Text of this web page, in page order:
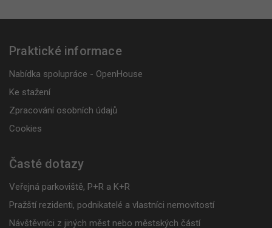
Praktické informace
Nabídka spolupráce - OpenHouse
Ke stažení
Zpracování osobních údajů
Cookies
Časté dotazy
Veřejná parkoviště, P+R a K+R
Pražští rezidenti, podnikatelé a vlastníci nemovitostí
Návštěvníci z jiných měst nebo městských částí